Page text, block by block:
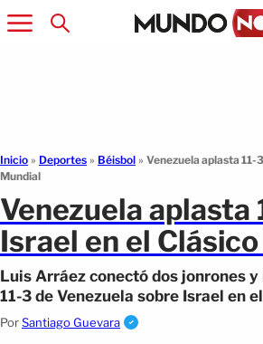
Inicio » Deportes » Béisbol » Venezuela aplasta 11-
Mundial
Venezuela aplasta
Israel en el
Luis Arráez conectó dos jonrones
11-3 de Venezuela sobre Israel en
2026.
PorSantiago Guevara